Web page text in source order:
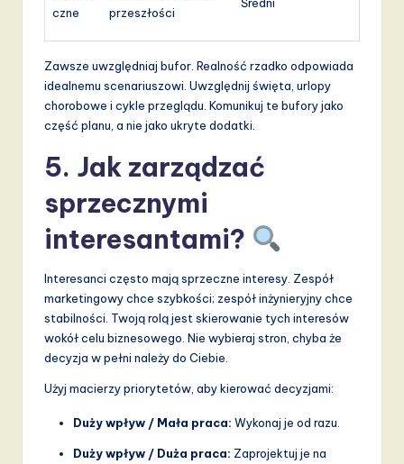
czne
przeszłości
Zawsze uwzględniaj bufor. Realność rzadko odpowiada
idealnemu scenariuszowi. Uwzględnij święta, urlopy
chorobowe i cykle przeglądu. Komunikuj te bufory jako
część planu, a nie jako ukryte dodatki.
5. Jak zarządzać
sprzecznymi
interesantami?
Interesanci często mają sprzeczne interesy. Zespół
marketingowy chce szybkości; zespół inżynieryjny chce
stabilności. Twoją rolą jest skierowanie tych interesów
wokół celu biznesowego. Nie wybieraj stron, chyba że
decyzja w pełni należy do Ciebie.
Użyj macierzy priorytetów, aby kierować decyzjami:
Duży wpływ / Mała praca: Wykonaj je od razu.
Duży wpływ / Duża praca: Zaprojektuj je na